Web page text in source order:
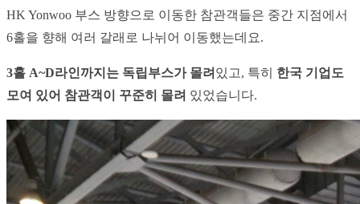
HK Yonwoo 부스 방향으로 이동한 참관객들은 중간 지점에서
6홀을 향해 여러 갈래로 나뉘어 이동했는데요.
3홀 A~D라인까지는 독립부스가 몰려 있고, 특히 한국 기업도
모여 있어 참관객이 꾸준히 몰려 있었습니다.